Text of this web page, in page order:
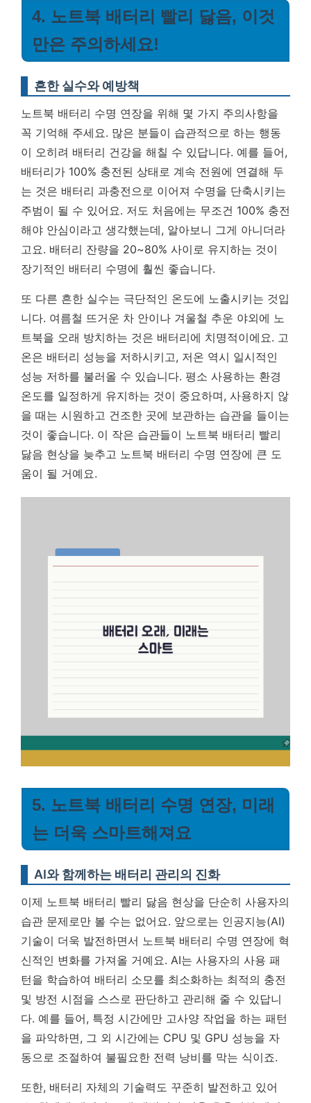
4. 노트북 배터리 빨리 닳음, 이것
만은 주의하세요!
흔한 실수와 예방책
노트북 배터리 수명 연장을 위해 몇 가지 주의사항을
꼭 기억해 주세요. 많은 분들이 습관적으로 하는 행동
이 오히려 배터리 건강을 해칠 수 있답니다. 예를 들어,
배터리가 100% 충전된 상태로 계속 전원에 연결해 두
는 것은 배터리 과충전으로 이어져 수명을 단축시키는
주범이 될 수 있어요. 저도 처음에는 무조건 100% 충전
해야 안심이라고 생각했는데, 알아보니 그게 아니더라
고요. 배터리 잔량을 20~80% 사이로 유지하는 것이
장기적인 배터리 수명에 훨씬 좋습니다.
또 다른 흔한 실수는 극단적인 온도에 노출시키는 것입
니다. 여름철 뜨거운 차 안이나 겨울철 추운 야외에 노
트북을 오래 방치하는 것은 배터리에 치명적이에요. 고
온은 배터리 성능을 저하시키고, 저온 역시 일시적인
성능 저하를 불러올 수 있습니다. 평소 사용하는 환경
온도를 일정하게 유지하는 것이 중요하며, 사용하지 않
을 때는 시원하고 건조한 곳에 보관하는 습관을 들이는
것이 좋습니다. 이 작은 습관들이 노트북 배터리 빨리
닳음 현상을 늦추고 노트북 배터리 수명 연장에 큰 도
움이 될 거예요.
5. 노트북 배터리 수명 연장, 미래
는 더욱 스마트해져요
AI와 함께하는 배터리 관리의 진화
이제 노트북 배터리 빨리 닳음 현상을 단순히 사용자의
습관 문제로만 볼 수는 없어요. 앞으로는 인공지능(AI)
기술이 더욱 발전하면서 노트북 배터리 수명 연장에 혁
신적인 변화를 가져올 거예요. AI는 사용자의 사용 패
턴을 학습하여 배터리 소모를 최소화하는 최적의 충전
및 방전 시점을 스스로 판단하고 관리해 줄 수 있답니
다. 예를 들어, 특정 시간에만 고사양 작업을 하는 패턴
을 파악하면, 그 외 시간에는 CPU 및 GPU 성능을 자
동으로 조절하여 불필요한 전력 낭비를 막는 식이죠.
또한, 배터리 자체의 기술력도 꾸준히 발전하고 있어